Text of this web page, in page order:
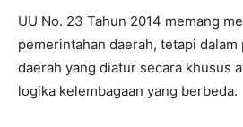
UU No. 23 Tahun 2014 memang
pemerintahan daerah, tetapi
daerah yang diatur secara khusus
logika kelembagaan yang berbeda.